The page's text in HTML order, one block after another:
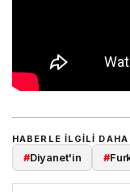
HABERLE ILGILI
#Diyanet'in #